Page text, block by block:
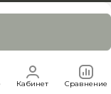
Кабинет Сравнение